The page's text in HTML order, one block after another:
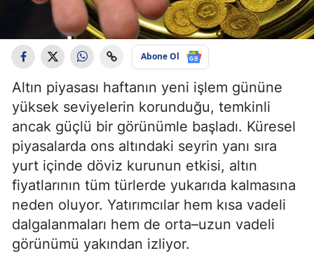
Abone Ol
Altın piyasası haftanın yeni işlem gününe
yüksek seviyelerin korunduğu, temkinli
ancak güçlü bir görünümle başladı. Küresel
piyasalarda ons altındaki seyrin yanı sıra
yurt içinde döviz kurunun etkisi, altın
fiyatlarının tüm türlerde yukarıda kalmasına
neden oluyor. Yatırımcılar hem kısa vadeli
dalgalanmaları hem de orta–uzun vadeli
görünümü yakından izliyor.